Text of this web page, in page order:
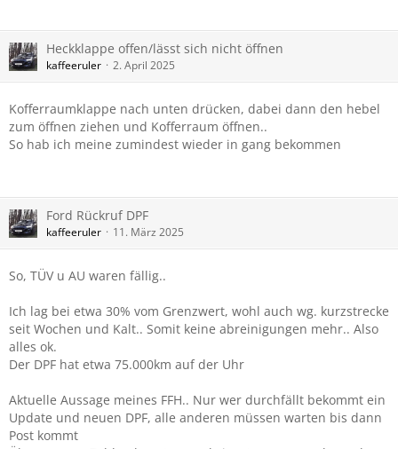
Heckklappe offen/lässt sich nicht öffnen
kaffeeruler 2. April 2025
Kofferraumklappe nach unten drücken, dabei dann den hebel
zum öffnen ziehen und Kofferraum öffnen..
So hab ich meine zumindest wieder in gang bekommen
Ford Rückruf DPF
kaffeeruler 11. März 2025
So, TÜV u AU waren fällig..
Ich lag bei etwa 30% vom Grenzwert, wohl auch wg. kurzstrecke
seit Wochen und Kalt.. Somit keine abreinigungen mehr.. Also
alles ok.
Der DPF hat etwa 75.000km auf der Uhr
Aktuelle Aussage meines FFH.. Nur wer durchfällt bekommt ein
Update und neuen DPF, alle anderen müssen warten bis dann
Post kommt